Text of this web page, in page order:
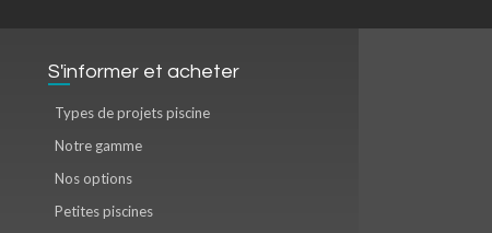
S'informer et acheter
Types de projets piscine
Notre gamme
Nos options
Petites piscines